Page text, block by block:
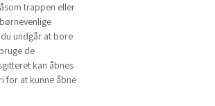
trappen eller
undgår at bore
de
kan åbnes
for at kunne åbne